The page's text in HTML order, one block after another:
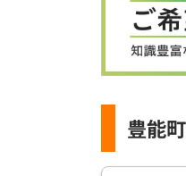
豊能